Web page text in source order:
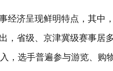
经济呈现鲜明特点，其中
，省级、京津冀级赛事居
，选手普遍参与游览、购